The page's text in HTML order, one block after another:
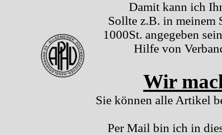
Damit kann ich
Sollte z.B. in meinem
1000St. angegeben
Hilfe von
Wir
Sie können alle Artikel
Per Mail bin ich in